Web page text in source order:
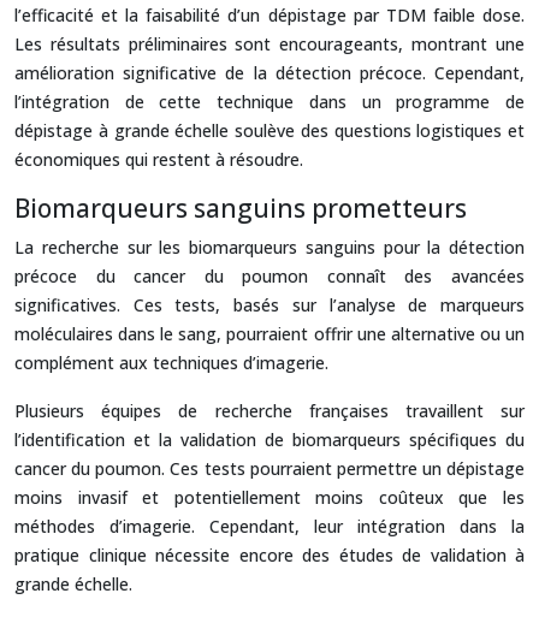
l’efficacité et la faisabilité d’un dépistage par TDM faible dose.
Les résultats préliminaires sont encourageants, montrant une
amélioration significative de la détection précoce. Cependant,
l’intégration de cette technique dans un programme de
dépistage à grande échelle soulève des questions logistiques et
économiques qui restent à résoudre.
Biomarqueurs sanguins prometteurs
La recherche sur les biomarqueurs sanguins pour la détection
précoce du cancer du poumon connaît des avancées
significatives. Ces tests, basés sur l’analyse de marqueurs
moléculaires dans le sang, pourraient offrir une alternative ou un
complément aux techniques d’imagerie.
Plusieurs équipes de recherche françaises travaillent sur
l’identification et la validation de biomarqueurs spécifiques du
cancer du poumon. Ces tests pourraient permettre un dépistage
moins invasif et potentiellement moins coûteux que les
méthodes d’imagerie. Cependant, leur intégration dans la
pratique clinique nécessite encore des études de validation à
grande échelle.